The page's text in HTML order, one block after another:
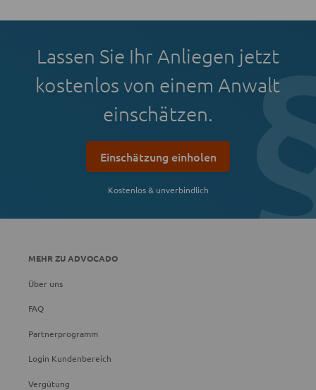
Lassen Sie Ihr Anliegen jetzt
kostenlos von einem Anwalt
einschätzen.
Einschätzung einholen
Kostenlos & unverbindlich
MEHR ZU ADVOCADO
Über uns
FAQ
Partnerprogramm
Login Kundenbereich
Vergütung